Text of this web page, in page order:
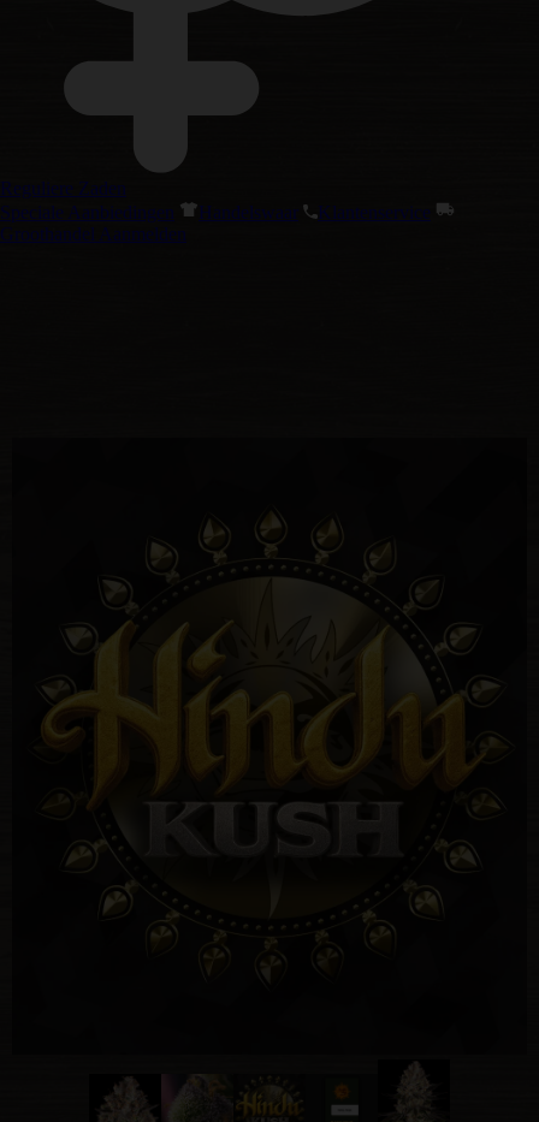
Reguliere Zaden
Speciale Aanbiedingen
Handelswaar
Klantenservice
Groothandel Aanmelden